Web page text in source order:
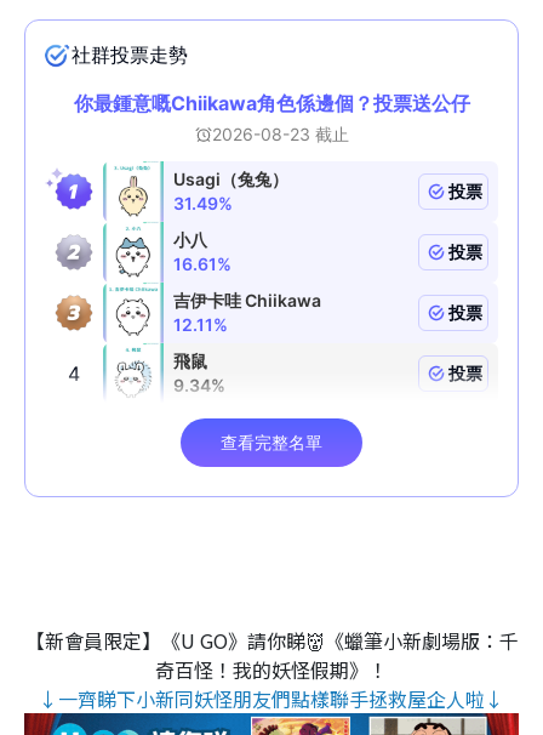
【新會員限定】《U GO》請你睇👹《蠟筆小新劇場版：千
奇百怪！我的妖怪假期》！
↓一齊睇下小新同妖怪朋友們點樣聯手拯救屋企人啦↓